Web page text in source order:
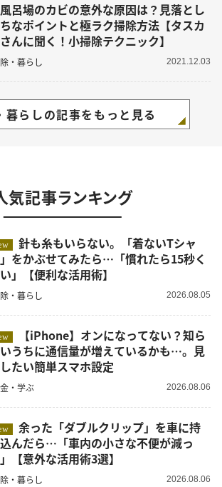
呂場のカビの意外な原因は？見落とし
なポイントと極ラク掃除方法【タスカ
んに聞く！小掃除テクニック】
・暮らし 2021.12.03
暮らしの記事をもっと見る
気記事ランキング
針も糸もいらない。「着ないTシャ
をかぶせてみたら…「慣れたら15秒く
」【便利な活用術】
・暮らし 2026.08.05
うちに通信量が増えているかも…。見
たい簡単スマホ設定
・学ぶ 2026.08.06
余った「ダブルクリップ」を車に持
んだら…「車内の小さな不便が減っ
【意外な活用術3選】
・暮らし 2026.08.06